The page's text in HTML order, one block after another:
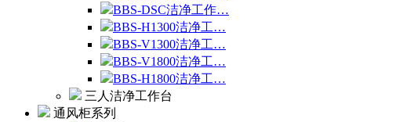
BBS-DSC洁净工作…
BBS-H1300洁净工…
BBS-V1300洁净工…
BBS-V1800洁净工…
BBS-H1800洁净工…
三人洁净工作台
通风柜系列